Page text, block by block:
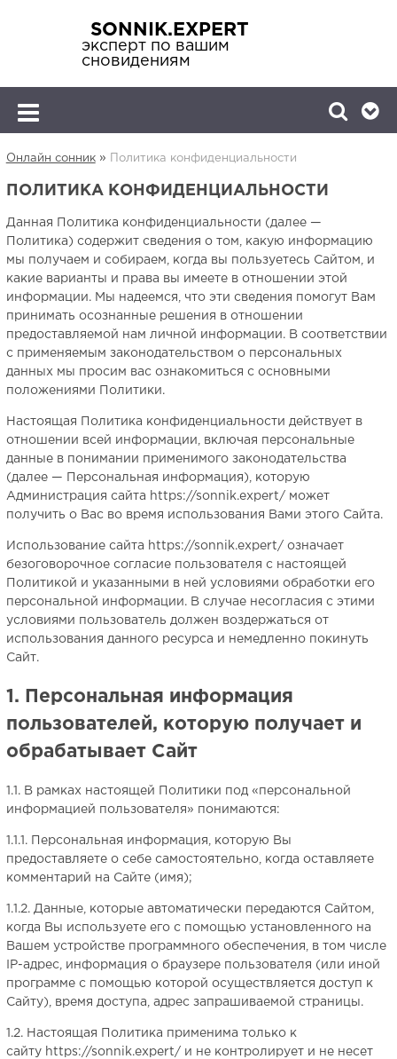
SONNIK.EXPERT
эксперт по вашим
сновидениям
Онлайн сонник» Политика конфиденциальности
ПОЛИТИКА КОНФИДЕНЦИАЛЬНОСТИ
Данная Политика конфиденциальности (далее —
Политика) содержит сведения о том, какую информацию
мы получаем и собираем, когда вы пользуетесь Сайтом, и
какие варианты и права вы имеете в отношении этой
информации. Мы надеемся, что эти сведения помогут Вам
принимать осознанные решения в отношении
предоставляемой нам личной информации. В соответствии
с применяемым законодательством о персональных
данных мы просим вас ознакомиться с основными
положениями Политики.
Настоящая Политика конфиденциальности действует в
отношении всей информации, включая персональные
данные в понимании применимого законодательства
(далее — Персональная информация), которую
Администрация сайта https://sonnik.expert/ может
получить о Вас во время использования Вами этого Сайта.
Использование сайта https://sonnik.expert/ означает
безоговорочное согласие пользователя с настоящей
Политикой и указанными в ней условиями обработки его
персональной информации. В случае несогласия с этими
условиями пользователь должен воздержаться от
использования данного ресурса и немедленно покинуть
Сайт.
1. Персональная информация
пользователей, которую получает и
обрабатывает Сайт
1.1. В рамках настоящей Политики под «персональной
информацией пользователя» понимаются:
1.1.1. Персональная информация, которую Вы
предоставляете о себе самостоятельно, когда оставляете
комментарий на Сайте (имя);
1.1.2. Данные, которые автоматически передаются Сайтом,
когда Вы используете его с помощью установленного на
Вашем устройстве программного обеспечения, в том числе
IР-адрес, информация о браузере пользователя (или иной
программе с помощью которой осуществляется доступ к
Сайту), время доступа, адрес запрашиваемой страницы.
1.2. Настоящая Политика применима только к
сайту https://sonnik.expert/ и не контролирует и не несет